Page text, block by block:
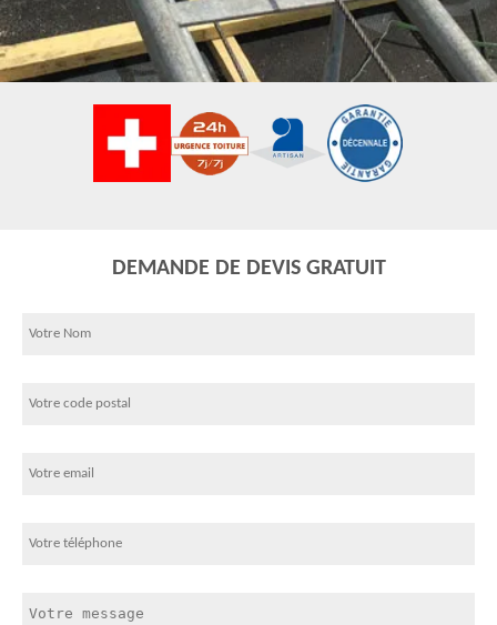
DEMANDE DE DEVIS GRATUIT